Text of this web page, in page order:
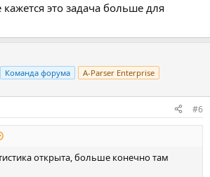
это задача больше для
Команда форума A-Parser Enterprise
#6
открыта, больше конечно там